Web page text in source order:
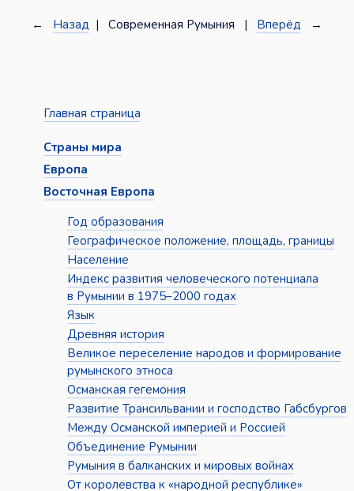
← Назад | Современная Румыния | Вперёд →
Главная страница
Страны мира
Европа
Восточная Европа
Год образования
Географическое положение, площадь, границы
Население
Индекс развития человеческого потенциала
в Румынии в 1975–2000 годах
Язык
Древняя история
Великое переселение народов и формирование
румынского этноса
Османская гегемония
Развитие Трансильвании и господство Габсбургов
Между Османской империей и Россией
Объединение Румынии
Румыния в балканских и мировых войнах
От королевства к «народной республике»